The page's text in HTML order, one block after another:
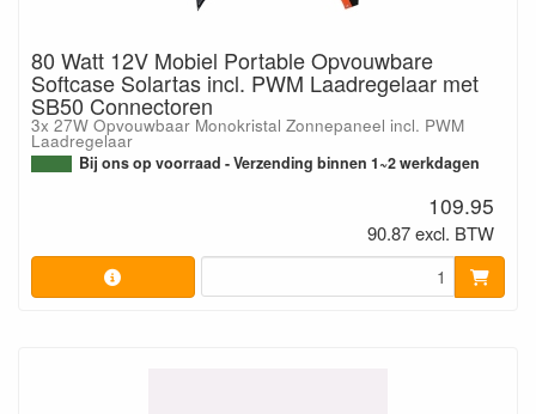
80 Watt 12V Mobiel Portable Opvouwbare
Softcase Solartas incl. PWM Laadregelaar met
SB50 Connectoren
3x 27W Opvouwbaar Monokristal Zonnepaneel incl. PWM
Laadregelaar
Bij ons op voorraad - Verzending binnen 1~2 werkdagen
109.95
90.87 excl. BTW